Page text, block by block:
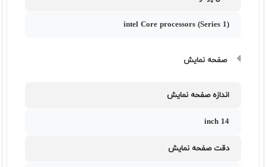
intel Core processors (Series 1)
صفحه نمایش
اندازه صفحه نمایش
14 inch
دقت صفحه نمایش